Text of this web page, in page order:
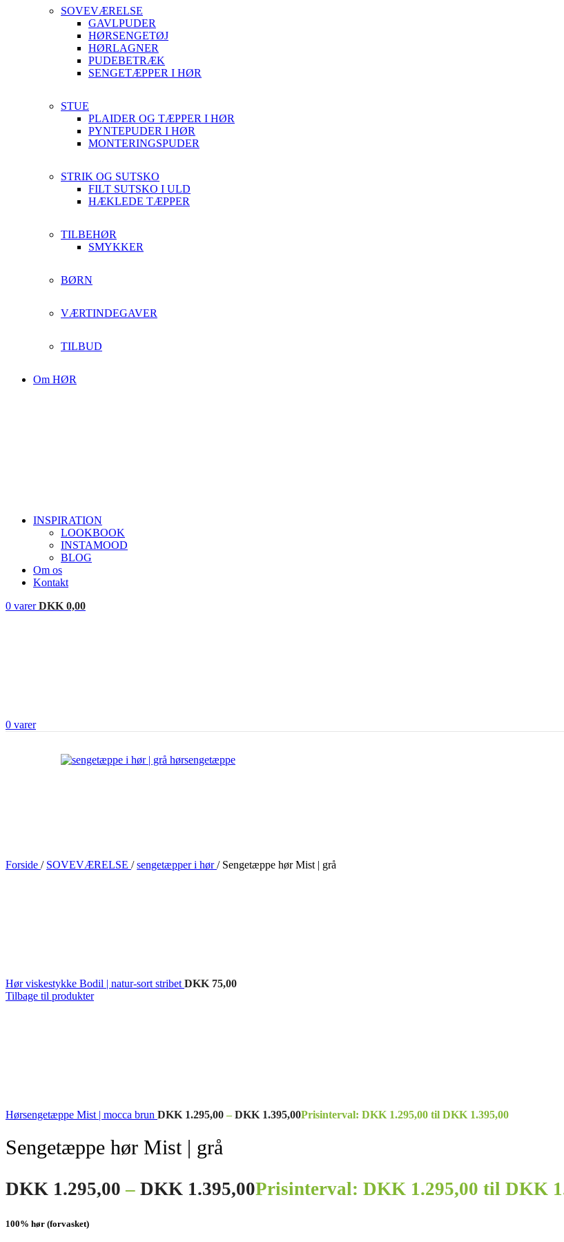
SOVEVÆRELSE
GAVLPUDER
HØRSENGETØJ
HØRLAGNER
PUDEBETRÆK
SENGETÆPPER I HØR
STUE
PLAIDER OG TÆPPER I HØR
PYNTEPUDER I HØR
MONTERINGSPUDER
STRIK OG SUTSKO
FILT SUTSKO I ULD
HÆKLEDE TÆPPER
TILBEHØR
SMYKKER
BØRN
VÆRTINDEGAVER
TILBUD
Om HØR
INSPIRATION
LOOKBOOK
INSTAMOOD
BLOG
Om os
Kontakt
0 varer DKK 0,00
0 varer
Forside / SOVEVÆRELSE / sengetæpper i hør/ Sengetæppe hør Mist | grå
Hør viskestykke Bodil | natur-sort stribet DKK 75,00
Tilbage til produkter
Hørsengetæppe Mist | mocca brun DKK 1.295,00 – DKK 1.395,00Prisinterval: DKK 1.295,00 til DKK 1.395,00
Sengetæppe hør Mist | grå
DKK 1.295,00 – DKK 1.395,00Prisinterval: DKK 1.295,00 til DKK
100% hør (forvasket)